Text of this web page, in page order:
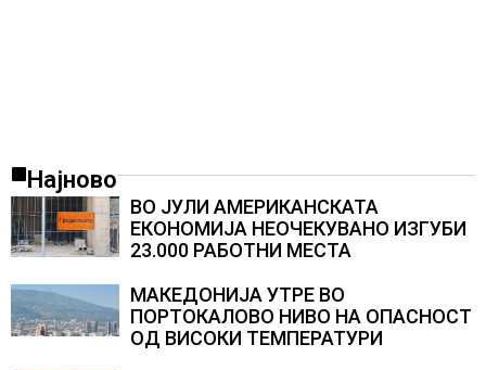
Најново
ВО ЈУЛИ АМЕРИКАНСКАТА
ЕКОНОМИЈА НЕОЧЕКУВАНО ИЗГУБИ
23.000 РАБОТНИ МЕСТА
МАКЕДОНИЈА УТРЕ ВО
ПОРТОКАЛОВО НИВО НА ОПАСНОСТ
ОД ВИСОКИ ТЕМПЕРАТУРИ